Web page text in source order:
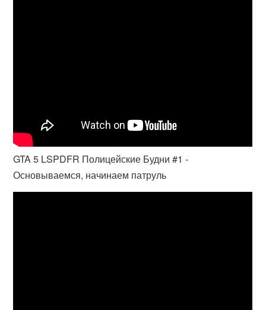
GTA 5 LSPDFR Полицейские Будни #1 -
Основываемся, начинаем патруль